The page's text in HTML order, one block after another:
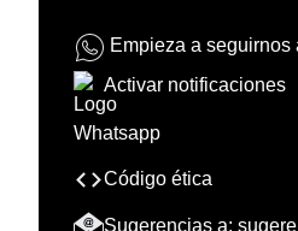
Empieza a seguirnos
Activar notificaciones
Código ética
Sugerencias a: